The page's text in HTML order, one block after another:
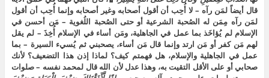
قال أيضاً لمَن رآه – لا أُحِب أن أقول أصحابه وغير أصحابه وإنما أُحِب أن أقول
لمَن رآه مِمَن له الصُحبة الشرعية أو حتى الصُحبة اللُغوية – مَن أحسن في
الإسلام لم يُؤاخَذ بما عمل في الجاهلية، ومَن أساء في الإسلام أُخِذَ – لم يقل
لهم مَن كفر أو مَن ارتد وإنما قال مَن أساء، يصحبني ثم يُسيء السيرة – بما
عمل في الجاهلية والإسلام، هل فهمتم كيف؟ لماذا إذن هذا التضعيف؟ لأنك
صحابي أو على الأقل التقيت به، وهذا عدل لأن الله قال لمحمد نفسه – صلوات